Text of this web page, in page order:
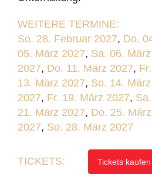
WEITERE TERMINE:
So. 28. Februar 2027, Do.
05. März 2027, Sa. 06.
2027, Do. 11. März 2027,
13. März 2027, So. 14.
2027, Fr. 19. März 2027,
21. März 2027, Do. 25.
2027, So. 28. März 2027
TICKETS: Tickets kaufen